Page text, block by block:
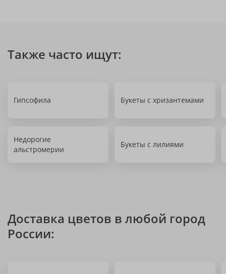
Также часто ищут:
Гипсофила Букеты с хризантемами
Недорогие
альстромерии
Букеты с лилиями
Доставка цветов в любой город
России: